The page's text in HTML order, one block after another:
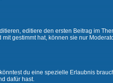
editiere den ersten Beitrag im
gestimmt hat, können sie nur
du eine spezielle Erlaubnis
dafür hast.